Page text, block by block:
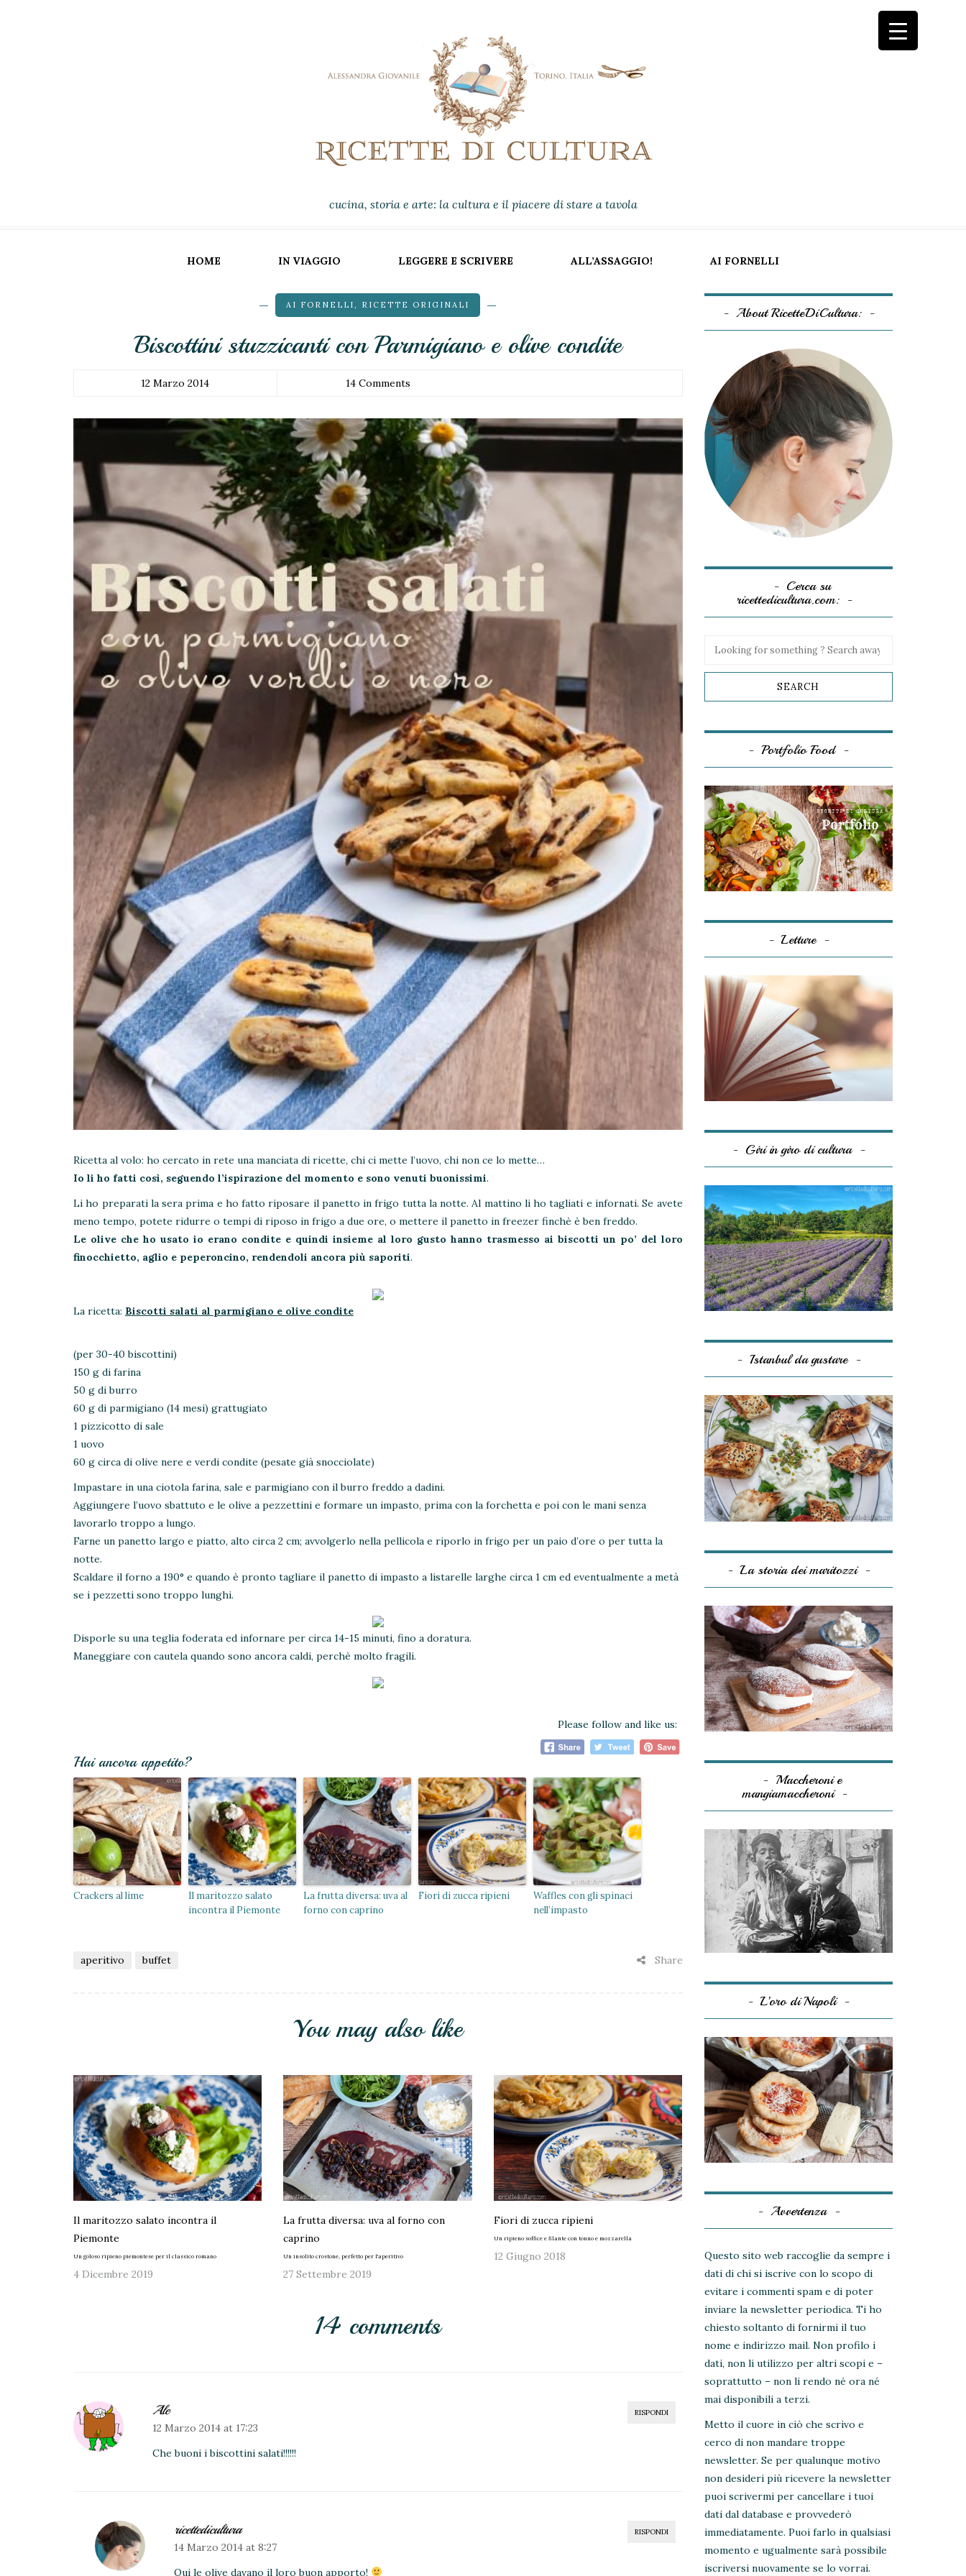
cucina, storia e arte: la cultura e il piacere di stare a tavola
HOME IN VIAGGIO LEGGERE E SCRIVERE ALL’ASSAGGIO! AI FORNELLI
AI FORNELLI, RICETTE ORIGINALI
Biscottini stuzzicanti con Parmigiano e olive condite
12 Marzo 2014 14 Comments
Ricetta al volo: ho cercato in rete una manciata di ricette, chi ci mette l’uovo, chi non ce lo mette…
Io li ho fatti così, seguendo l’ispirazione del momento e sono venuti buonissimi.
Li ho preparati la sera prima e ho fatto riposare il panetto in frigo tutta la notte. Al mattino li ho tagliati e infornati. Se avete
meno tempo, potete ridurre o tempi di riposo in frigo a due ore, o mettere il panetto in freezer finchè è ben freddo.
Le olive che ho usato io erano condite e quindi insieme al loro gusto hanno trasmesso ai biscotti un po’ del loro
finocchietto, aglio e peperoncino, rendendoli ancora più saporiti.
La ricetta: Biscotti salati al parmigiano e olive condite
(per 30-40 biscottini)
150 g di farina
50 g di burro
60 g di parmigiano (14 mesi) grattugiato
1 pizzicotto di sale
1 uovo
60 g circa di olive nere e verdi condite (pesate già snocciolate)
Impastare in una ciotola farina, sale e parmigiano con il burro freddo a dadini.
Aggiungere l’uovo sbattuto e le olive a pezzettini e formare un impasto, prima con la forchetta e poi con le mani senza
lavorarlo troppo a lungo.
Farne un panetto largo e piatto, alto circa 2 cm; avvolgerlo nella pellicola e riporlo in frigo per un paio d’ore o per tutta la
notte.
Scaldare il forno a 190° e quando è pronto tagliare il panetto di impasto a listarelle larghe circa 1 cm ed eventualmente a metà
se i pezzetti sono troppo lunghi.
Disporle su una teglia foderata ed infornare per circa 14-15 minuti, fino a doratura.
Maneggiare con cautela quando sono ancora caldi, perchè molto fragili.
Please follow and like us:
Hai ancora appetito?
Crackers al lime
Il maritozzo salato
incontra il Piemonte
La frutta diversa: uva al
forno con caprino
Fiori di zucca ripieni
Waffles con gli spinaci
nell’impasto
aperitivo buffet Share
You may also like
Il maritozzo salato incontra il
Piemonte
Un goloso ripieno piemontese per il classico romano
4 Dicembre 2019
La frutta diversa: uva al forno con
caprino
Un insolito crostone, perfetto per l'aperitivo
27 Settembre 2019
Fiori di zucca ripieni
Un ripieno soffice e filante con tonno e mozzarella
12 Giugno 2018
14 comments
RISPONDI
Ale
12 Marzo 2014 at 17:23
Che buoni i biscottini salati!!!!!!
RISPONDI
ricettedicultura
14 Marzo 2014 at 8:27
Qui le olive davano il loro buon apporto!
About RicetteDiCultura:
Cerca su
ricettedicultura.com:
Portfolio Food
Letture
Giri in giro di cultura
Istanbul da gustare
La storia dei maritozzi
Maccheroni e
mangiamaccheroni
L’oro di Napoli
Avvertenza
Questo sito web raccoglie da sempre i
dati di chi si iscrive con lo scopo di
evitare i commenti spam e di poter
inviare la newsletter periodica. Ti ho
chiesto soltanto di fornirmi il tuo
nome e indirizzo mail. Non profilo i
dati, non li utilizzo per altri scopi e –
soprattutto – non li rendo né ora né
mai disponibili a terzi.
Metto il cuore in ciò che scrivo e
cerco di non mandare troppe
newsletter. Se per qualunque motivo
non desideri più ricevere la newsletter
puoi scrivermi per cancellare i tuoi
dati dal database e provvederò
immediatamente. Puoi farlo in qualsiasi
momento e ugualmente sarà possibile
iscriversi nuovamente se lo vorrai.